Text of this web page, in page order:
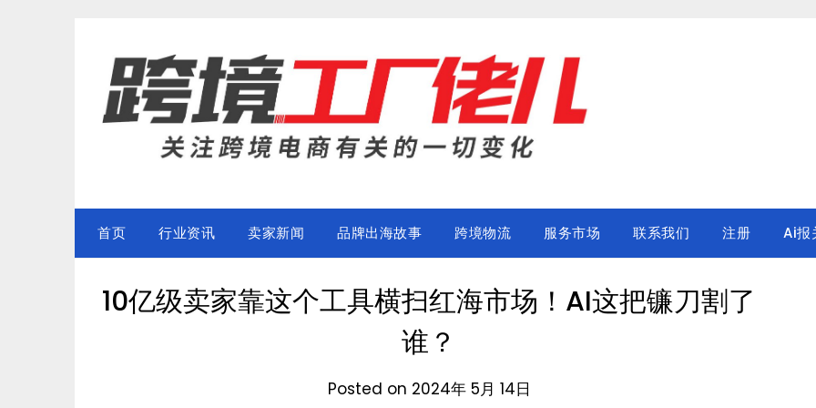
首页 行业资讯 卖家新闻 品牌出海故事 跨境物流 服务市场 联系我们 注册 Ai报
10亿级卖家靠这个工具横扫红海市场！AI这把镰刀割了
谁？
Posted on 2024年 5月 14日